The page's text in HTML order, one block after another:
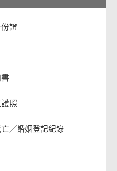
證
照
／婚姻登記紀錄